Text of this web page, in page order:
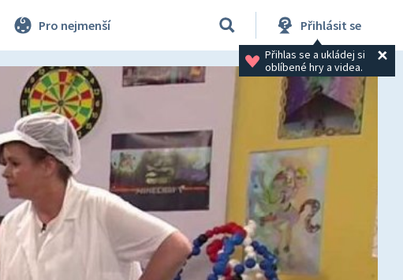
Pro nejmenší Přihlásit se
Přihlas se a ukládej si
oblíbené hry a videa.